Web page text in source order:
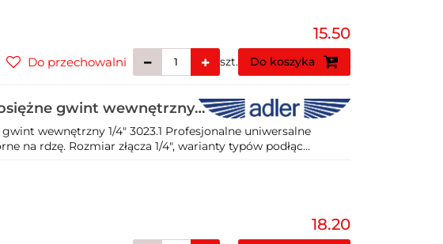
15.50
szt. Do koszyka
Do przechowalni
gwint wewnętrzny
wewnętrzny 1/4" 3023.1 Profesjonalne uniwersalne
na rdzę. Rozmiar złącza 1/4", warianty typów podłąc...
18.20